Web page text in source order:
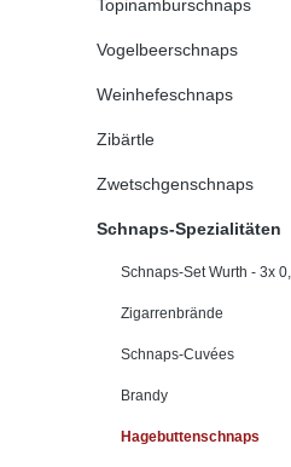
Topinamburschnaps
Vogelbeerschnaps
Weinhefeschnaps
Zibärtle
Zwetschgenschnaps
Schnaps-Spezialitäten
Schnaps-Set Wurth - 3x
Zigarrenbrände
Schnaps-Cuvées
Brandy
Hagebuttenschnaps